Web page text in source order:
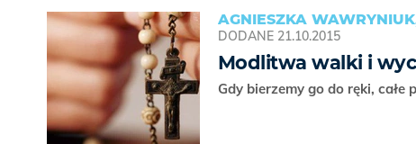
AGNIESZKA
DODANE 21.10.2015
Modlitwa walki i
Gdy bierzemy go do ręki,